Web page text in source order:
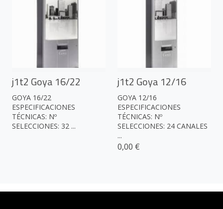
j1t2 Goya 16/22
GOYA 16/22
ESPECIFICACIONES
TÉCNICAS: Nº
SELECCIONES: 32 ...
j1t2 Goya 12/16
GOYA 12/16
ESPECIFICACIONES
TÉCNICAS: Nº
SELECCIONES: 24 CANALES
...
0,00 €